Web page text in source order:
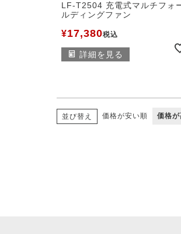
LF-T2504 充電式マルチフォ
ルディングファン
¥17,380税込
詳細を見る
並び替え 価格が安い順 価格